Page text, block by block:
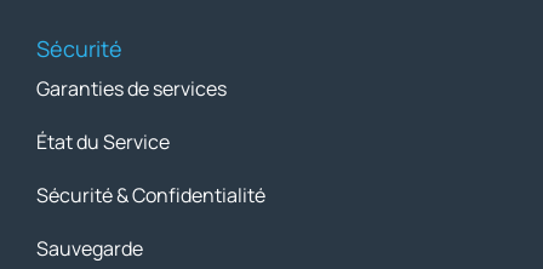
Sécurité
Garanties de services
État du Service
Sécurité & Confidentialité
Sauvegarde